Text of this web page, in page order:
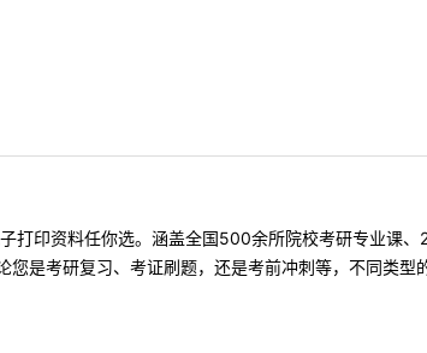
打印资料任你选。涵盖全国500余所院校考研专业课
是考研复习、考证刷题，还是考前冲刺等，不同类型